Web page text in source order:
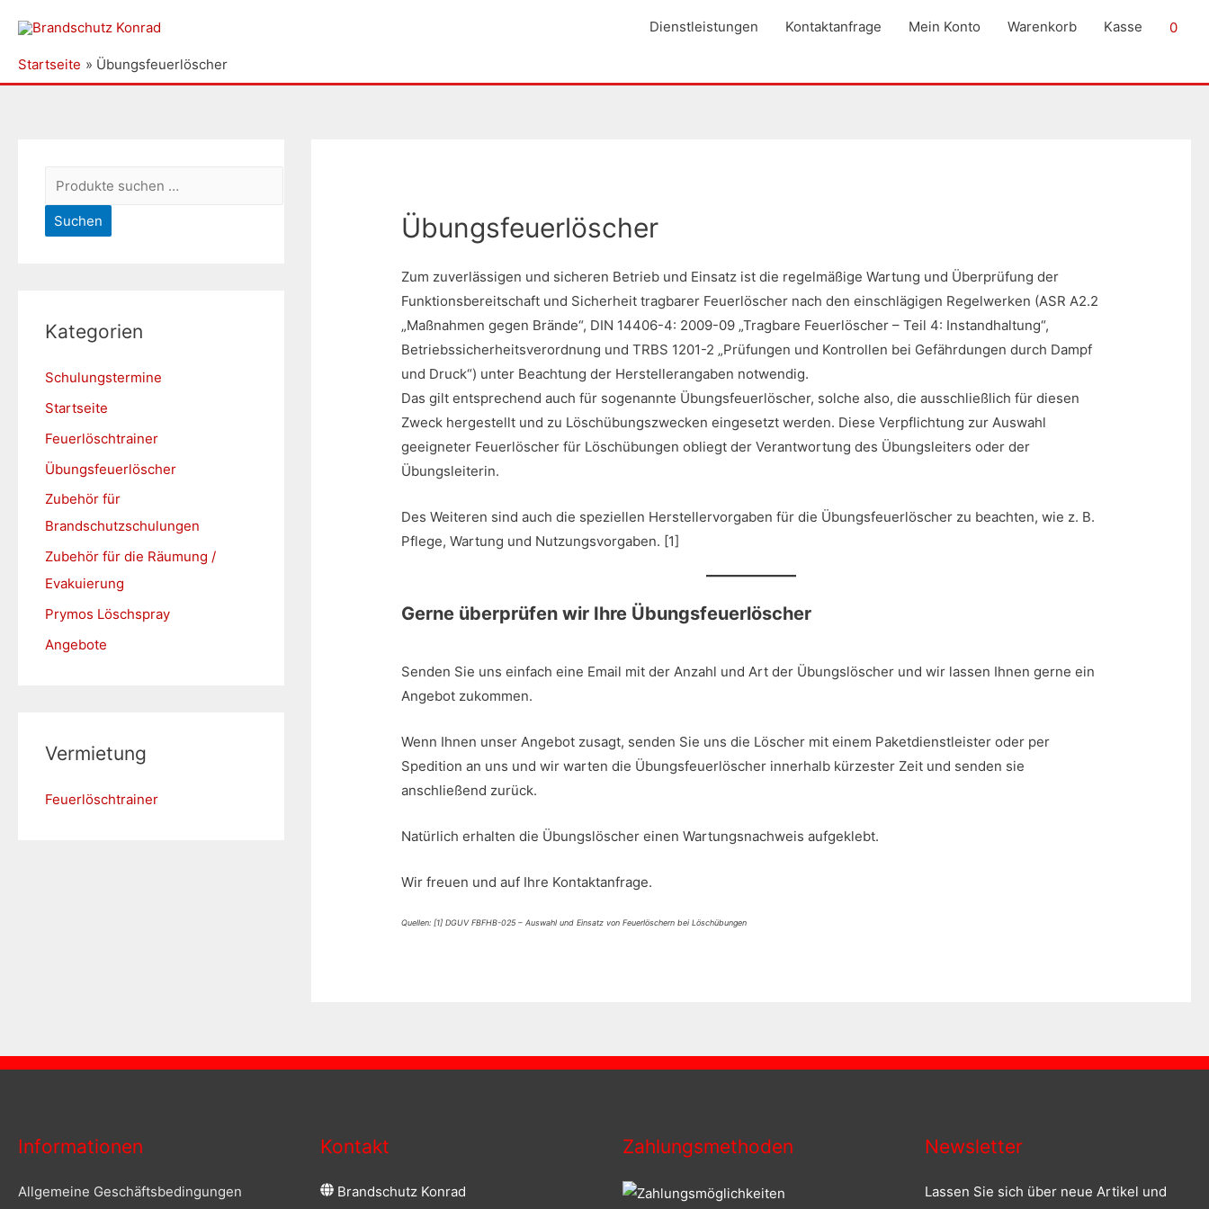
Dienstleistungen Kontaktanfrage Mein Konto Warenkorb Kasse 0
Startseite Übungsfeuerlöscher
u
c
n
:
Suchen
Kategorien
Schulungstermine
Startseite
Feuerlöschtrainer
Übungsfeuerlöscher
Zubehör für
Brandschutzschulungen
Zubehör für die Räumung /
Evakuierung
Prymos Löschspray
Angebote
Vermietung
Feuerlöschtrainer
Übungsfeuerlöscher
Zum zuverlässigen und sicheren Betrieb und Einsatz ist die regelmäßige Wartung und Überprüfung der
Funktionsbereitschaft und Sicherheit tragbarer Feuerlöscher nach den einschlägigen Regelwerken (ASR A2.2
„Maßnahmen gegen Brände“, DIN 14406-4: 2009-09 „Tragbare Feuerlöscher – Teil 4: Instandhaltung“,
Betriebssicherheitsverordnung und TRBS 1201-2 „Prüfungen und Kontrollen bei Gefährdungen durch Dampf
und Druck“) unter Beachtung der Herstellerangaben notwendig.
Das gilt entsprechend auch für sogenannte Übungsfeuerlöscher, solche also, die ausschließlich für diesen
Zweck hergestellt und zu Löschübungszwecken eingesetzt werden. Diese Verpflichtung zur Auswahl
geeigneter Feuerlöscher für Löschübungen obliegt der Verantwortung des Übungsleiters oder der
Übungsleiterin.
Des Weiteren sind auch die speziellen Herstellervorgaben für die Übungsfeuerlöscher zu beachten, wie z. B.
Pflege, Wartung und Nutzungsvorgaben. [1]
Gerne überprüfen wir Ihre Übungsfeuerlöscher
Senden Sie uns einfach eine Email mit der Anzahl und Art der Übungslöscher und wir lassen Ihnen gerne ein
Angebot zukommen.
Wenn Ihnen unser Angebot zusagt, senden Sie uns die Löscher mit einem Paketdienstleister oder per
Spedition an uns und wir warten die Übungsfeuerlöscher innerhalb kürzester Zeit und senden sie
anschließend zurück.
Natürlich erhalten die Übungslöscher einen Wartungsnachweis aufgeklebt.
Wir freuen und auf Ihre Kontaktanfrage.
Quellen: [1] DGUV FBFHB-025 – Auswahl und Einsatz von Feuerlöschern bei Löschübungen
Informationen
Allgemeine Geschäftsbedingungen
Kontakt
Brandschutz Konrad
Zahlungsmethoden Newsletter
Lassen Sie sich über neue Artikel und